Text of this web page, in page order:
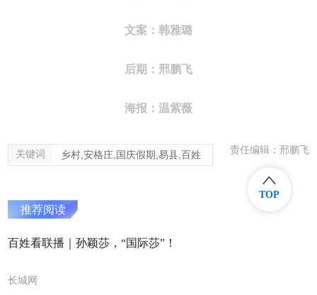
文案：韩雅璐
后期：邢鹏飞
海报：温紫薇
关键词 乡村,安格庄,国庆假期,易县,百姓 责任编辑：邢鹏飞
推荐阅读
百姓看联播｜孙颖莎，“国际莎”！
长城网
TOP